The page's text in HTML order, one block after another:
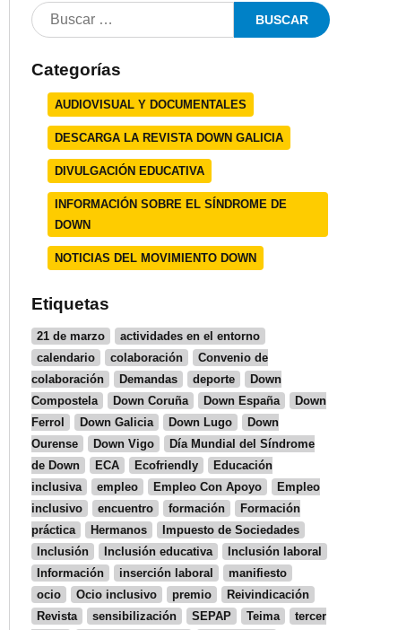
Categorías
AUDIOVISUAL Y DOCUMENTALES
DESCARGA LA REVISTA DOWN GALICIA
DIVULGACIÓN EDUCATIVA
INFORMACIÓN SOBRE EL SÍNDROME DE
DOWN
NOTICIAS DEL MOVIMIENTO DOWN
Etiquetas
21 de marzo
actividades en el entorno
calendario
colaboración
Convenio de
colaboración
Demandas deporte
Down
Compostela
Down Coruña Down España
Down
Ferrol
Down Galicia Down Lugo
Down
Ourense
Down Vigo
Día Mundial del Síndrome
de Down
ECA Ecofriendly
Educación
inclusiva
empleo Empleo Con Apoyo
Empleo
inclusivo
encuentro formación
Formación
práctica
Hermanos
Impuesto de Sociedades
Inclusión
Inclusión educativa
Inclusión laboral
Información
inserción laboral
manifiesto
ocio
Ocio inclusivo premio
Reivindicación
Revista
sensibilización SEPAP Teima
tercer